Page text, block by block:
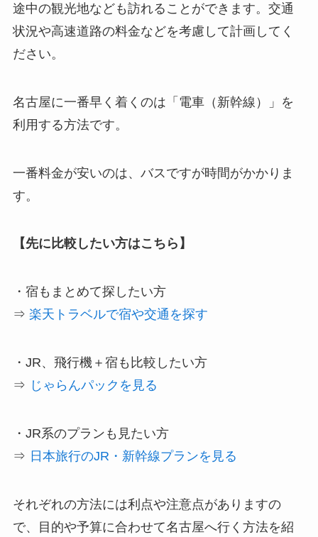
途中の観光地なども訪れることができます。交通
状況や高速道路の料金などを考慮して計画してく
ださい。
名古屋に一番早く着くのは「電車（新幹線）」を
利用する方法です。
一番料金が安いのは、バスですが時間がかかりま
す。
【先に比較したい方はこちら】
・宿もまとめて探したい方
⇒ 楽天トラベルで宿や交通を探す
・JR、飛行機＋宿も比較したい方
⇒ じゃらんパックを見る
・JR系のプランも見たい方
⇒ 日本旅行のJR・新幹線プランを見る
それぞれの方法には利点や注意点がありますの
で、目的や予算に合わせて名古屋へ行く方法を紹